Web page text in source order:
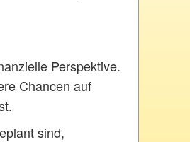
Perspektive.
Chancen auf
sind,